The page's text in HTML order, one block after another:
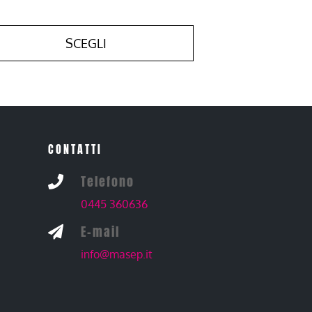
SCEGLI
CONTATTI
 Telefono
0445 360636
 E-mail
info@masep.it